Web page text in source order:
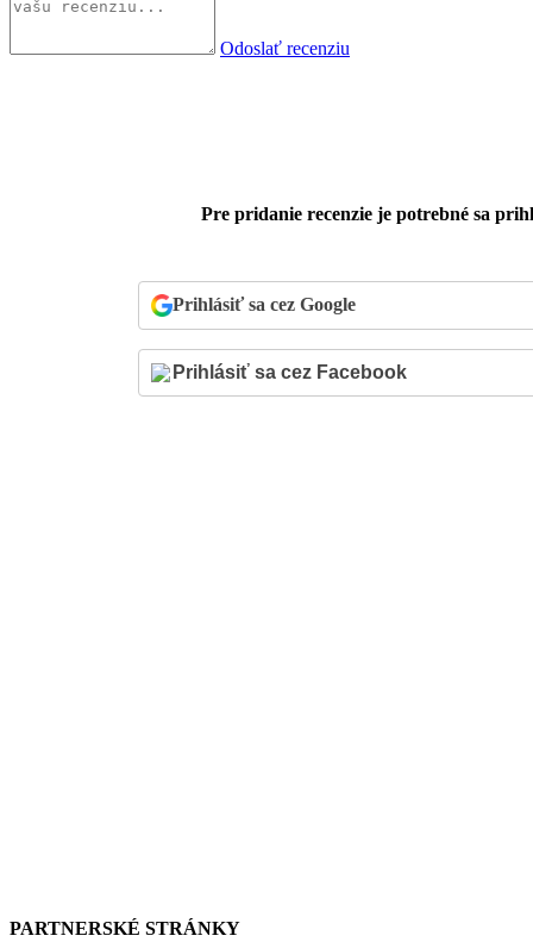
Odoslať recenziu
Pre pridanie recenzie je potrebné sa
Prihlásiť sa cez Google
PARTNERSKÉ STRÁNKY